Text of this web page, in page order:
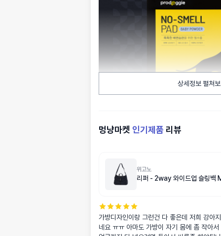
상세정보 펼쳐
멍냥마켓 인기제품 리뷰
위고노
리퍼 - 2way 와이드업 슬링백
가방디자인이랑 그런건 다 좋은데 저희 강아
네요 ㅠㅠ 아마도 가방이 자기 몸에 좀 작아